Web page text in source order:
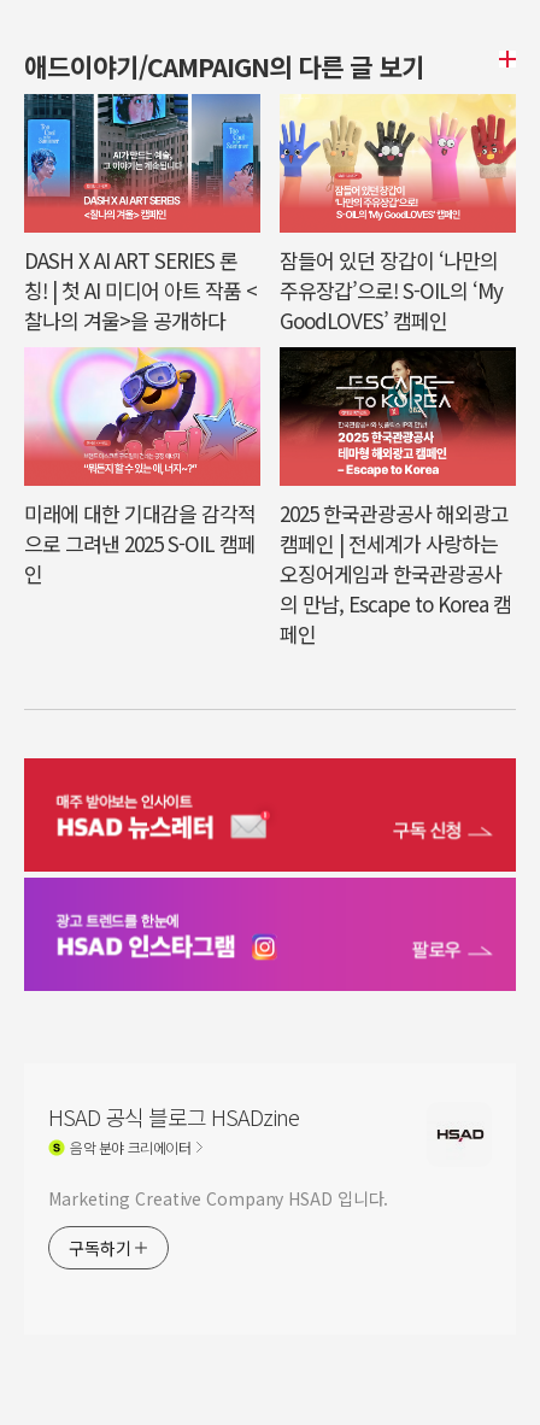
애드이야기/CAMPAIGN의 다른 글 보기
DASH X AI ART SERIES 론
칭! | 첫 AI 미디어 아트 작품 <
찰나의 겨울>을 공개하다
잠들어 있던 장갑이 ‘나만의
주유장갑’으로! S-OIL의 ‘My
GoodLOVES’ 캠페인
미래에 대한 기대감을 감각적
으로 그려낸 2025 S-OIL 캠페
인
2025 한국관광공사 해외광고
캠페인 | 전세계가 사랑하는
오징어게임과 한국관광공사
의 만남, Escape to Korea 캠
페인
HSAD 공식 블로그 HSADzine
음악분야 크리에이터
Marketing Creative Company HSAD 입니다.
구독하기